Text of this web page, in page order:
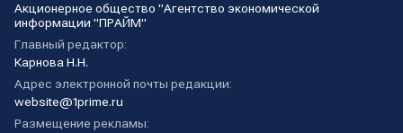
Акционерное общество "Агентство экономической
информации "ПРАЙМ"
Главный редактор:
Карнова Н.Н.
Адрес электронной почты редакции:
website@1prime.ru
Размещение рекламы: